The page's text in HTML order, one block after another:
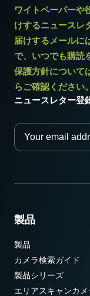
ワイトペーパーや
けするニュースレ
届けするメールに
で、いつでも購読
保護方針について
らご確認ください。
ニュースレター登
製品
製品
カメラ検索ガイド
製品シリーズ
エリアスキャンカメ